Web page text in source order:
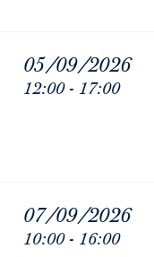
05/09/2026
12:00 - 17:00
07/09/2026
10:00 - 16:00